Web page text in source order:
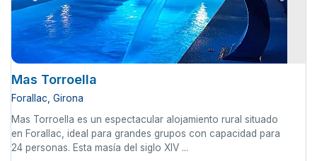
Mas Torroella
Forallac, Girona
Mas Torroella es un espectacular alojamiento rural situado
en Forallac, ideal para grandes grupos con capacidad para
24 personas. Esta masía del siglo XIV ...